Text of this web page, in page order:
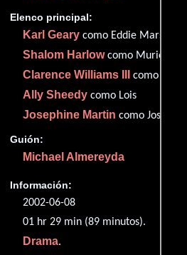
Elenco principal:
Karl Geary como Eddie Mars /Tom
Shalom Harlowcomo Muriel
Clarence Williams III como Bill
Ally Sheedy como Lois
Josephine Martin como Josephine
Guión:
Michael Almereyda
Información:
2002-06-08
01 hr 29 min (89 minutos).
Drama.